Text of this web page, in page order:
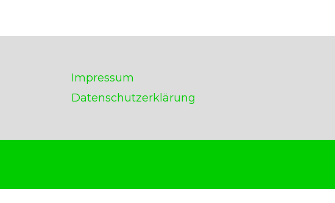
Impressum
Datenschutzerklärung